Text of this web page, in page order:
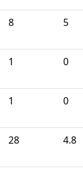
8 5
1 0
1 0
28 4.8